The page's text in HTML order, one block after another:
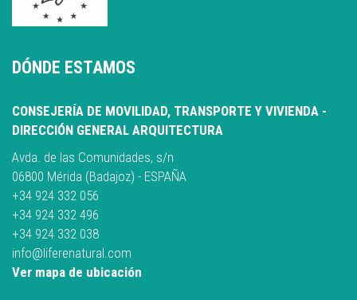
DÓNDE ESTAMOS
CONSEJERÍA DE MOVILIDAD, TRANSPORTE Y VIVIENDA -
DIRECCIÓN GENERAL ARQUITECTURA
Avda. de las Comunidades, s/n
06800 Mérida (Badajoz) - ESPAÑA
+34 924 332 056
+34 924 332 496
+34 924 332 038
info@liferenatural.com
Ver mapa de ubicación